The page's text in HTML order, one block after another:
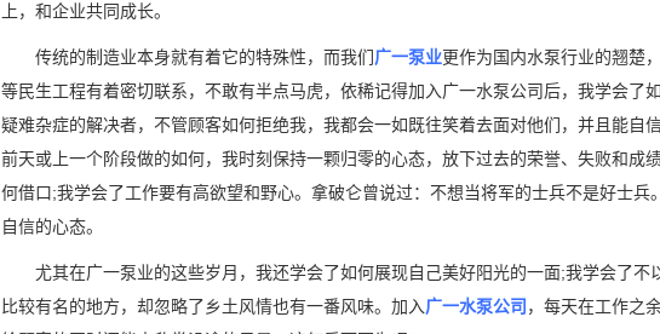
上，和企业共同成长。
传统的制造业本身就有着它的特殊性，而我们广一泵业更作为国内水泵行业的翘楚
等民生工程有着密切联系，不敢有半点马虎，依稀记得加入广一水泵公司后，我学会了
疑难杂症的解决者，不管顾客如何拒绝我，我都会一如既往笑着去面对他们，并且能自
前天或上一个阶段做的如何，我时刻保持一颗归零的心态，放下过去的荣誉、失败和成
何借口;我学会了工作要有高欲望和野心。拿破仑曾说过：不想当将军的士兵不是好士兵
自信的心态。
尤其在广一泵业的这些岁月，我还学会了如何展现自己美好阳光的一面;我学会了不
比较有名的地方，却忽略了乡土风情也有一番风味。加入广一水泵公司 ，每天在工作之